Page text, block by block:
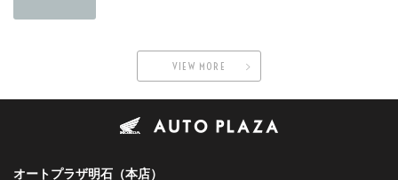
VIEW MORE
オートプラザ明石（本店）